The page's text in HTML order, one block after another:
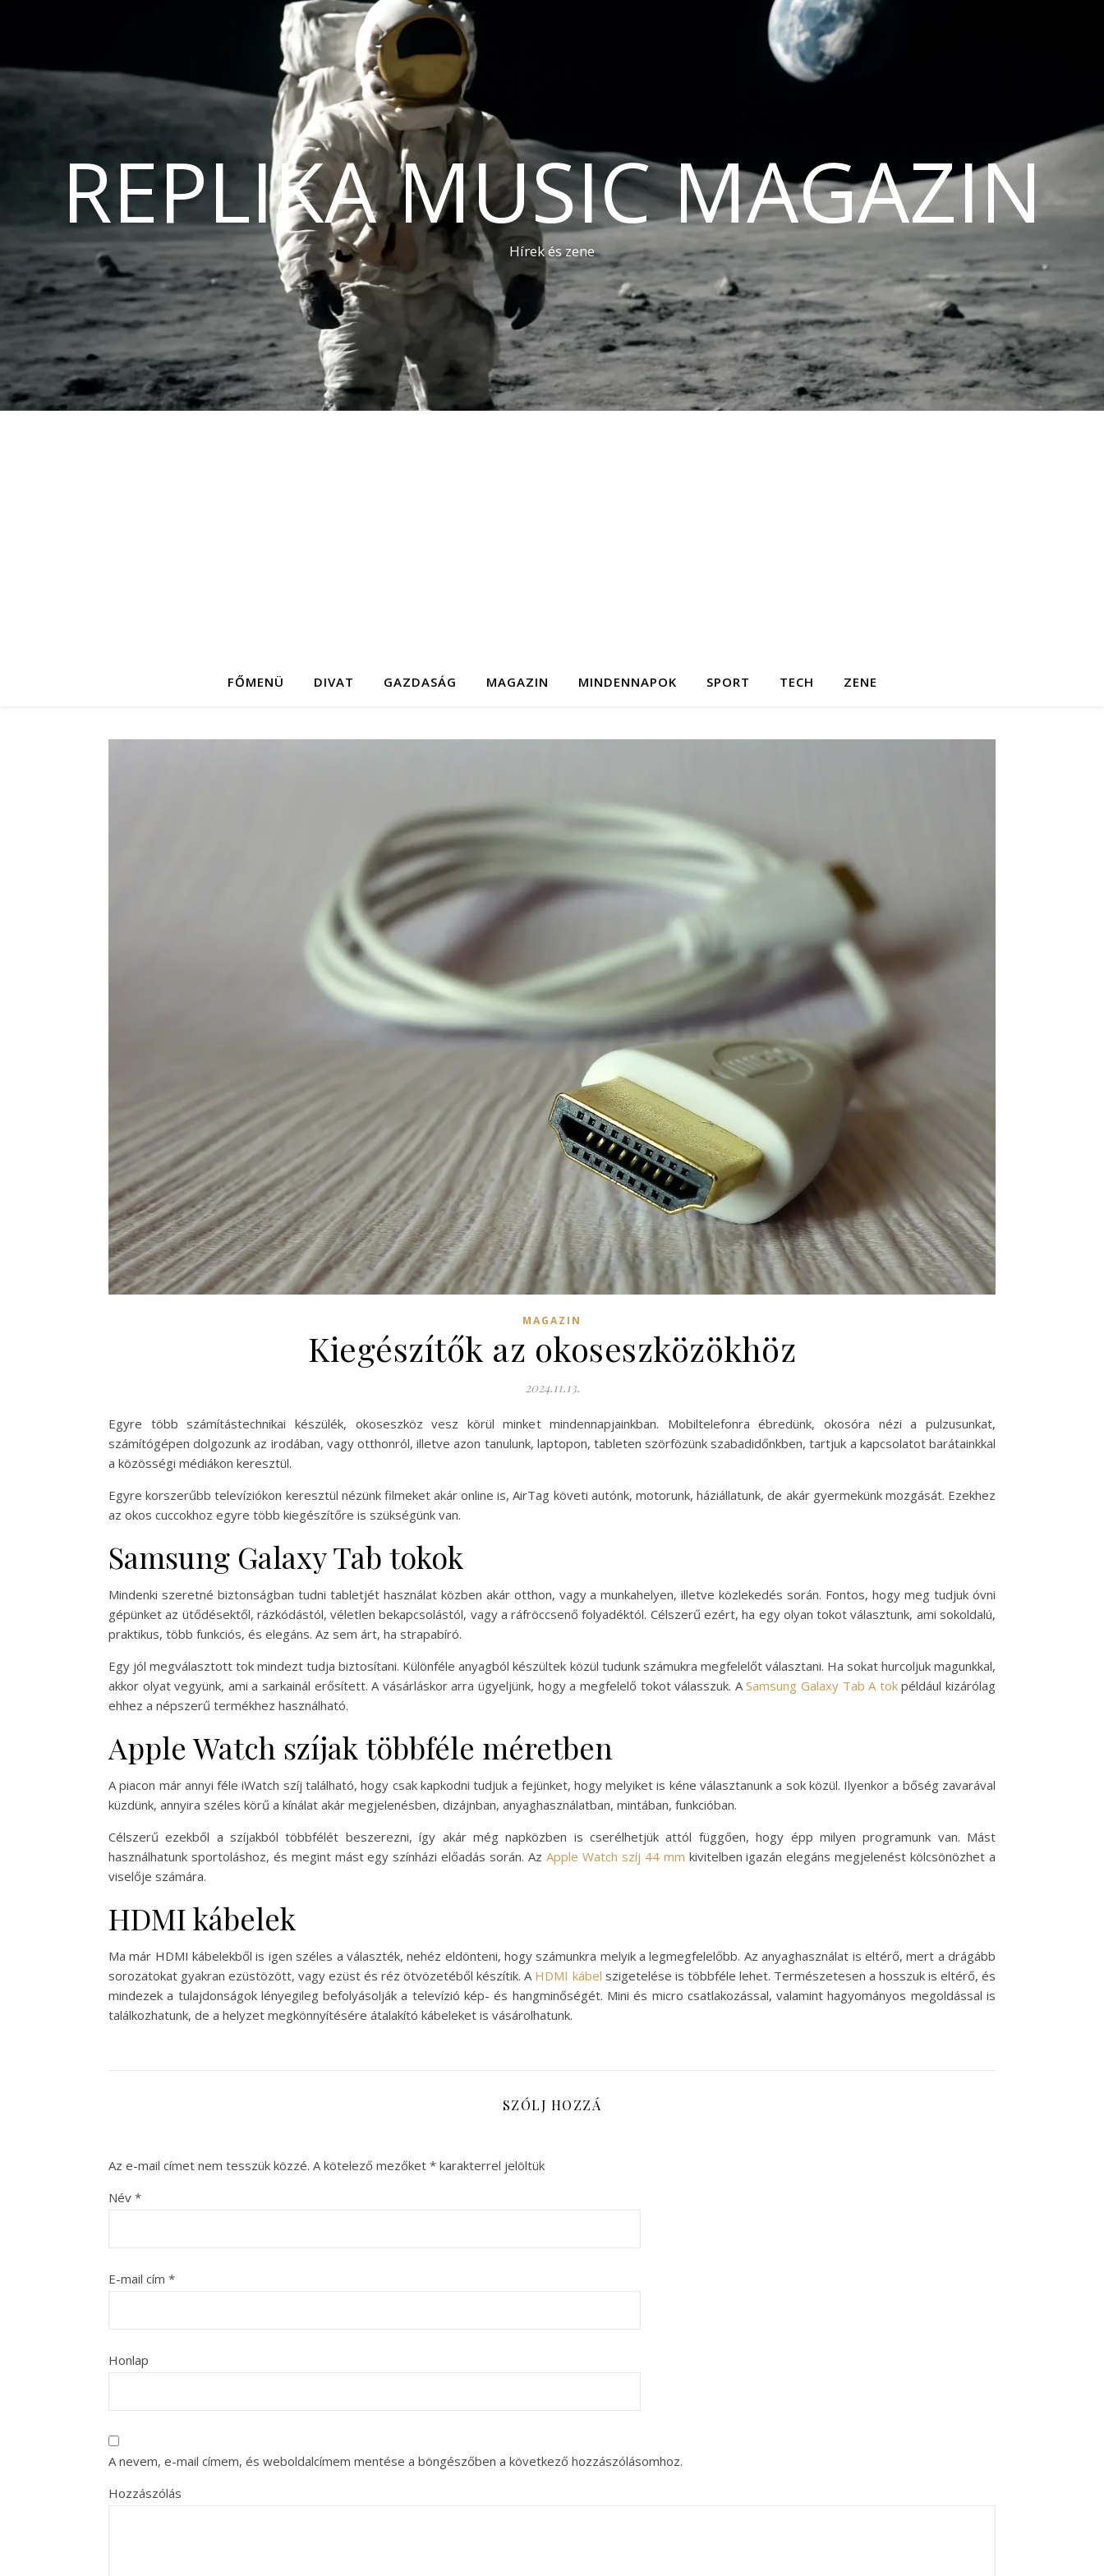
REPLIKA MUSIC MAGAZIN
Hírek és zene
FŐMENÜ DIVAT GAZDASÁG MAGAZIN MINDENNAPOK SPORT TECH ZENE
MAGAZIN
Kiegészítők az okoseszközökhöz
2024.11.13.
Egyre több számítástechnikai készülék, okoseszköz vesz körül minket mindennapjainkban. Mobiltelefonra ébredünk, okosóra nézi a pulzusunkat,
számítógépen dolgozunk az irodában, vagy otthonról, illetve azon tanulunk, laptopon, tableten szörfözünk szabadidőnkben, tartjuk a kapcsolatot barátainkkal
a közösségi médiákon keresztül.
Egyre korszerűbb televíziókon keresztül nézünk filmeket akár online is, AirTag követi autónk, motorunk, háziállatunk, de akár gyermekünk mozgását. Ezekhez
az okos cuccokhoz egyre több kiegészítőre is szükségünk van.
Samsung Galaxy Tab tokok
Mindenki szeretné biztonságban tudni tabletjét használat közben akár otthon, vagy a munkahelyen, illetve közlekedés során. Fontos, hogy meg tudjuk óvni
gépünket az ütődésektől, rázkódástól, véletlen bekapcsolástól, vagy a ráfröccsenő folyadéktól. Célszerű ezért, ha egy olyan tokot választunk, ami sokoldalú,
praktikus, több funkciós, és elegáns. Az sem árt, ha strapabíró.
Egy jól megválasztott tok mindezt tudja biztosítani. Különféle anyagból készültek közül tudunk számukra megfelelőt választani. Ha sokat hurcoljuk magunkkal,
akkor olyat vegyünk, ami a sarkainál erősített. A vásárláskor arra ügyeljünk, hogy a megfelelő tokot válasszuk. ASamsung Galaxy Tab A tokpéldául kizárólag
ehhez a népszerű termékhez használható.
Apple Watch szíjak többféle méretben
A piacon már annyi féle iWatch szíj található, hogy csak kapkodni tudjuk a fejünket, hogy melyiket is kéne választanunk a sok közül. Ilyenkor a bőség zavarával
küzdünk, annyira széles körű a kínálat akár megjelenésben, dizájnban, anyaghasználatban, mintában, funkcióban.
Célszerű ezekből a szíjakból többfélét beszerezni, így akár még napközben is cserélhetjük attól függően, hogy épp milyen programunk van. Mást
használhatunk sportoláshoz, és megint mást egy színházi előadás során. Az Apple Watch szíj 44 mm kivitelben igazán elegáns megjelenést kölcsönözhet a
viselője számára.
HDMI kábelek
Ma már HDMI kábelekből is igen széles a választék, nehéz eldönteni, hogy számunkra melyik a legmegfelelőbb. Az anyaghasználat is eltérő, mert a drágább
sorozatokat gyakran ezüstözött, vagy ezüst és réz ötvözetéből készítik. A HDMI kábel szigetelése is többféle lehet. Természetesen a hosszuk is eltérő, és
mindezek a tulajdonságok lényegileg befolyásolják a televízió kép- és hangminőségét. Mini és micro csatlakozással, valamint hagyományos megoldással is
találkozhatunk, de a helyzet megkönnyítésére átalakító kábeleket is vásárolhatunk.
SZÓLJ HOZZÁ
Az e-mail címet nem tesszük közzé. A kötelező mezőket * karakterrel jelöltük
Név *
E-mail cím *
Honlap
A nevem, e-mail címem, és weboldalcímem mentése a böngészőben a következő hozzászólásomhoz.
Hozzászólás